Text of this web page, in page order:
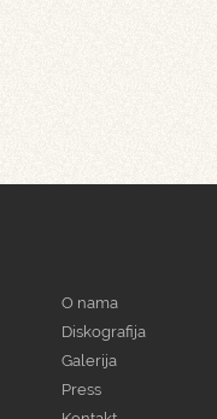
O nama
Diskografija
Galerija
Press